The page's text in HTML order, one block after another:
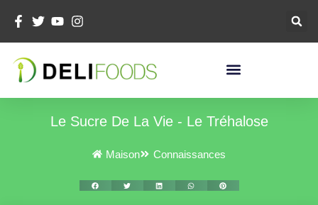
Contenu
Le Sucre De La Vie - Le Tréhalose
Maison Connaissances